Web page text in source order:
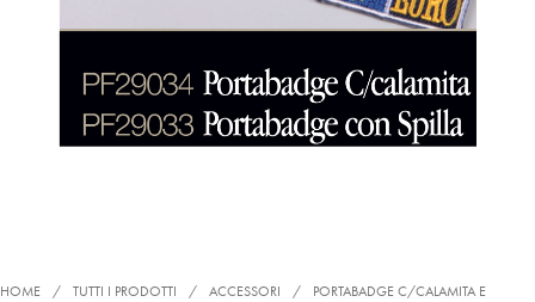
HOME / TUTTI I PRODOTTI / ACCESSORI /
PORTABADGE C/CALAMITA E